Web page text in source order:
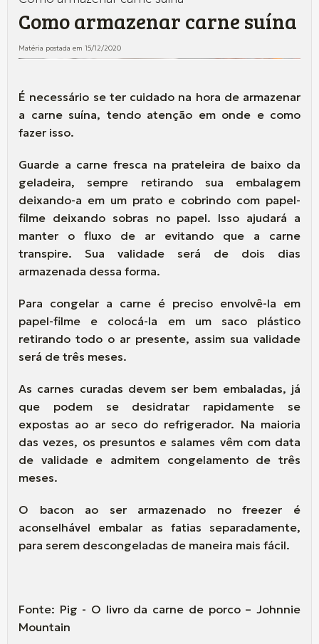
Como armazenar carne suína
Matéria postada em 15/12/2020
É necessário se ter cuidado na hora de armazenar
a carne suína, tendo atenção em onde e como
fazer isso.
Guarde a carne fresca na prateleira de baixo da
geladeira, sempre retirando sua embalagem
deixando-a em um prato e cobrindo com papel-
filme deixando sobras no papel. Isso ajudará a
manter o fluxo de ar evitando que a carne
transpire. Sua validade será de dois dias
armazenada dessa forma.
Para congelar a carne é preciso envolvê-la em
papel-filme e colocá-la em um saco plástico
retirando todo o ar presente, assim sua validade
será de três meses.
As carnes curadas devem ser bem embaladas, já
que podem se desidratar rapidamente se
expostas ao ar seco do refrigerador. Na maioria
das vezes, os presuntos e salames vêm com data
de validade e admitem congelamento de três
meses.
O bacon ao ser armazenado no freezer é
aconselhável embalar as fatias separadamente,
para serem descongeladas de maneira mais fácil.
Fonte: Pig - O livro da carne de porco – Johnnie
Mountain